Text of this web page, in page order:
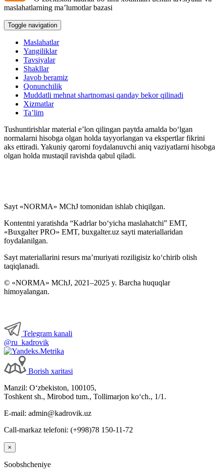
maslahatlarning ma’lumotlar bazasi
Toggle navigation
Maslahatlar
Yangiliklar
Tavsiyalar
Shakllar
Javob beramiz
Qonunchilik
Muddatli mehnat shartnomasi qanday bekor qilinadi
Xizmatlar
Ta’lim
Tushuntirishlar material e’lon qilingan paytda amalda boʻlgan
normalarni hisobga olgan holda tayyorlangan va ekspertlar fikrini
aks ettiradi. Yakuniy qarorni foydalanuvchi aniq vaziyatlarni hisobga
olgan holda mustaqil ravishda qabul qiladi.
Sayt «NORMA» MChJ tomonidan ishlab chiqilgan.
Kontentni yaratishda “Kadrlar boʻyicha maslahatchi” EMT,
«Buxgalter PRO» EMT, buxgalter.uz sayti materiallaridan
foydalanilgan.
Sayt materiallarini resurs ma’muriyati roziligisiz koʻchirib olish
taqiqlanadi.
© «NORMA» MChJ, 2021–2025 y. Barcha huquqlar
himoyalangan.
Telegram kanali
@ru_kadrovik
Borish хaritasi
Manzil: Oʻzbekiston, 100105,
Toshkent sh., Mirobod tum., Tollimarjon koʻch., 1/1.
E-mail: admin@kadrovik.uz
Call-markaz telefoni: (+998)78 150-11-72
×
Soobshcheniye